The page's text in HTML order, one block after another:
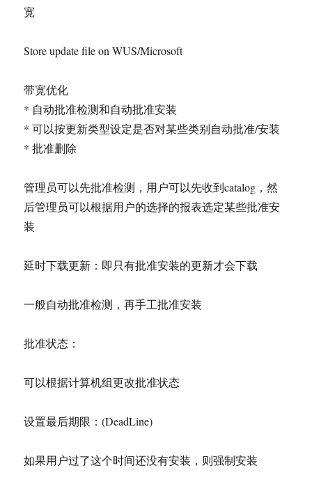
宽
Store update file on WUS/Microsoft
带宽优化
* 自动批准检测和自动批准安装
* 可以按更新类型设定是否对某些类别自动批准/安装
* 批准删除
管理员可以先批准检测，用户可以先收到catalog，然
后管理员可以根据用户的选择的报表选定某些批准安
装
延时下载更新：即只有批准安装的更新才会下载
一般自动批准检测，再手工批准安装
批准状态：
可以根据计算机组更改批准状态
设置最后期限：(DeadLine)
如果用户过了这个时间还没有安装，则强制安装